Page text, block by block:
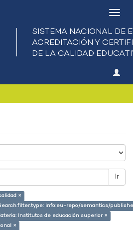
Ir
×
info:eu-repo/semantics/
Institutos de educación superior ×
×